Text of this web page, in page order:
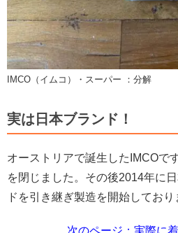
IMCO（イムコ）・スーパー ：分解
実は日本ブランド！
オーストリアで誕生したIMCOで
を閉じました。その後2014年に
ドを引き継ぎ製造を開始してお
次のページ：実際に